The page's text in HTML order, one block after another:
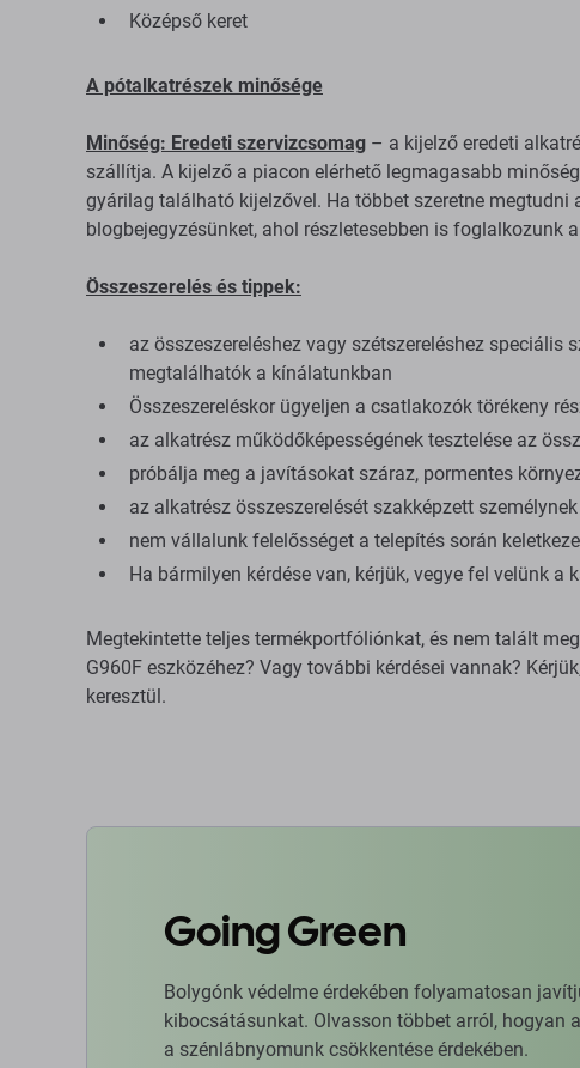
Középső keret
A pótalkatrészek minősége
Minőség: Eredeti szervizcsomag – a kijelző eredeti
szállítja. A kijelző a piacon elérhető legmagasabb
gyárilag található kijelzővel. Ha többet szeretne megtudni
blogbejegyzésünket, ahol részletesebben is foglalkozunk
Összeszerelés és tippek:
az összeszereléshez vagy szétszereléshez speciális
megtalálhatók a kínálatunkban
Összeszereléskor ügyeljen a csatlakozók törékeny
az alkatrész működőképességének tesztelése az
próbálja meg a javításokat száraz, pormentes
az alkatrész összeszerelését szakképzett
nem vállalunk felelősséget a telepítés során
Ha bármilyen kérdése van, kérjük, vegye fel velünk a
Megtekintette teljes termékportfóliónkat, és nem talált
G960F eszközéhez? Vagy további kérdései vannak?
keresztül.
Going Green
Bolygónk védelme érdekében folyamatosan
kibocsátásunkat. Olvasson többet arról,
a szénlábnyomunk csökkentése érdekében.